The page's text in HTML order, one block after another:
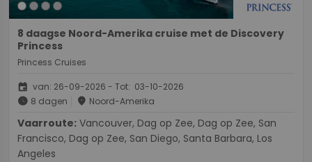
8 daagse Noord-Amerika cruise met de Discovery
Princess
Princess Cruises
event van: 26-09-2026 - Tot: 03-10-2026
schedule 8 dagen place Noord-Amerika
Vaarroute:
Francisco, Dag op Zee, San Diego, Santa Barbara, Los
Angeles